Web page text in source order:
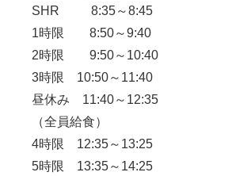
SHR 8:35～8:45
1時限 8:50～9:40
2時限 9:50～10:40
3時限 10:50～11:40
昼休み 11:40～12:35
（全員給食）
4時限 12:35～13:25
5時限 13:35～14:25